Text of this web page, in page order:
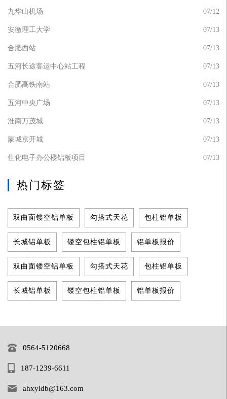
九华山机场 07/12
安徽理工大学 07/13
合肥西站 07/13
五河长途客运中心站工程 07/13
合肥高铁南站 07/13
五河中央广场 07/13
淮南万茂城 07/13
蒙城京开城 07/13
住化电子办公楼铝板项目 07/13
热门标签
双曲面镂空铝单板 勾搭式天花 包柱铝单板
长城铝单板 镂空包柱铝单板 铝单板报价
双曲面镂空铝单板 勾搭式天花 包柱铝单板
长城铝单板 镂空包柱铝单板 铝单板报价
0564-5120668
187-1239-6611
ahxyldb@163.com